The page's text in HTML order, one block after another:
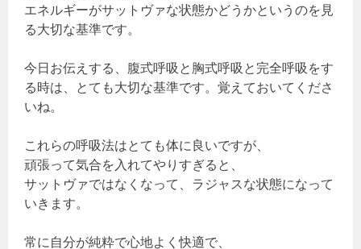
エネルギーがサットヴァな状態かどうかというのを見
る大切な基準です。
今日お伝えする、腹式呼吸と胸式呼吸と完全呼吸をす
る時は、とても大切な基準です。覚えておいてくださ
いね。
これらの呼吸法はとても体に良いですが、
頑張って気合を入れてやりすぎると、
サットヴァではなくなって、ラジャスな状態になって
いきます。
常に自分が純粋で心地よく快適で、